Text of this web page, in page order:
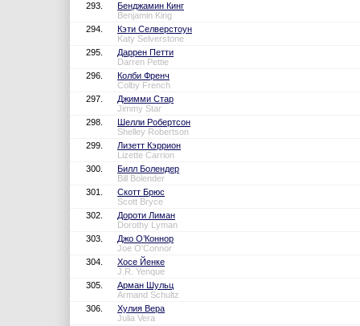
293.
Бенджамин Кинг
Benjamin King
294.
Кэти Селверстоун
Katy Selverstone
295.
Даррен Петти
Darren Pettie
296.
Колби Френч
Colby French
297.
Джимми Стар
Jimmy Star
298.
Шелли Робертсон
Shelley Robertson
299.
Лизетт Кэррион
Lizette Carrion
300.
Билл Болендер
Bill Bolender
301.
Скотт Брюс
Scott Bryce
302.
Дороти Лиман
Dorothy Lyman
303.
Джо О’Коннор
Joe O'Connor
304.
Хосе Йенке
J.R. Yenque
305.
Арман Шульц
Armand Schultz
306.
Хулия Вера
Julia Vera